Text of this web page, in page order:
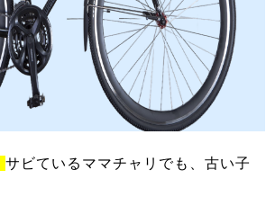
サビているママチャリでも、古い子